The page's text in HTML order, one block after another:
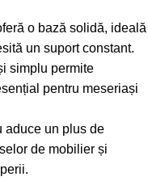
o bază solidă, ideală
un suport constant.
simplu permite
pentru meseriași
aduce un plus de
de mobilier și